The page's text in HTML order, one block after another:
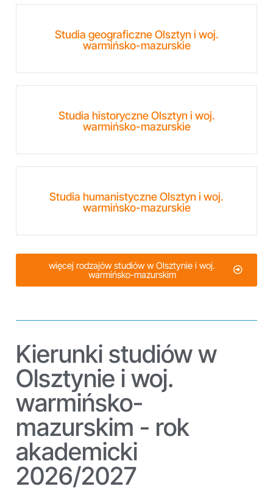
Studia geograficzne Olsztyn i woj.
warmińsko-mazurskie
Studia historyczne Olsztyn i woj.
warmińsko-mazurskie
Studia humanistyczne Olsztyn i woj.
warmińsko-mazurskie
więcej rodzajów studiów w Olsztynie i woj.
warmińsko-mazurskim
Kierunki studiów w
Olsztynie i woj.
warmińsko-
mazurskim - rok
akademicki
2026/2027